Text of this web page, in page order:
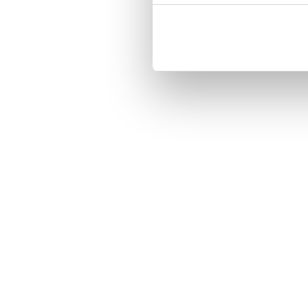
Customized front and black
Three handy card slots on the
Pocket inside, which is ideal for